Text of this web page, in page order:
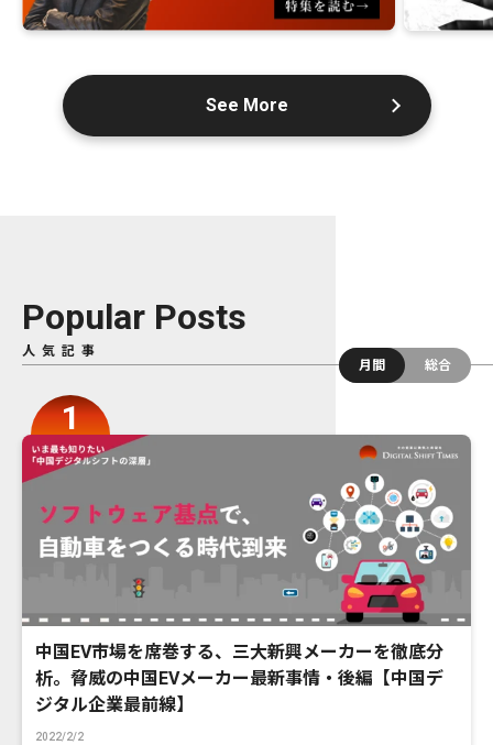
See More
Popular Posts
人気記事
月間
総合
中国EV市場を席巻する、三大新興メーカーを徹底分
析。脅威の中国EVメーカー最新事情・後編【中国デ
ジタル企業最前線】
2022/2/2